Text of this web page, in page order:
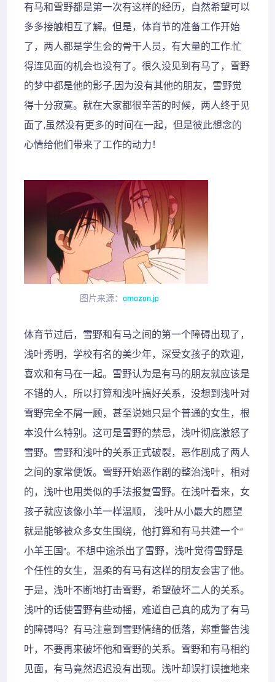
有马和雪野都是第一次有这样的经历，自然希望可以
多多接触相互了解。但是，体育节的准备工作开始
了，两人都是学生会的骨干人员，有大量的工作.忙
得连见面的机会也没有了。很久没见到有马了，雪野
的梦中都是他的影子,因为没有其他的朋友，雪野觉
得十分寂寞。就在大家都很辛苦的时候，两人终于见
面了,虽然没有更多的时间在一起，但是彼此想念的
心情给他们带来了工作的动力！
图片来源： amazon.jp
体育节过后，雪野和有马之间的第一个障碍出现了，
浅叶秀明，学校有名的美少年，深受女孩子的欢迎，
喜欢和有马在一起。雪野认为是有马的朋友就应该是
不错的人，所以打算和浅叶搞好关系，没想到浅叶对
雪野完全不屑一顾，甚至说她只是个普通的女生，根
本没什么特别。这可是雪野的禁忌，浅叶彻底激怒了
雪野。雪野和浅叶的关系正式破裂，恶作剧成了两人
之间的家常便饭。雪野开始恶作剧的整治浅叶，相对
的，浅叶也用类似的手法报复雪野。在浅叶看来，女
孩子就应该像小羊一样温顺， 浅叶从小最大的愿望
就是能够被众多女生围绕，他打算和有马共建一个”
小羊王国”。不想中途杀出了雪野，浅叶觉得雪野是
个任性的女生，温柔的有马有这样的朋友会害了他。
于是，浅叶不断地打击雪野，希望破坏二人的关系。
浅叶的话使雪野有些动摇，难道自己真的成为了有马
的障碍吗？有马注意到雪野情绪的低落，郑重警告浅
叶，不要再来破坏他和雪野的关系。雪野和有马相约
见面，有马竟然迟迟没有出现。浅叶却误打误撞地来